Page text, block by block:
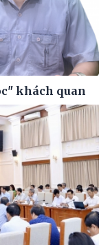
khách quan